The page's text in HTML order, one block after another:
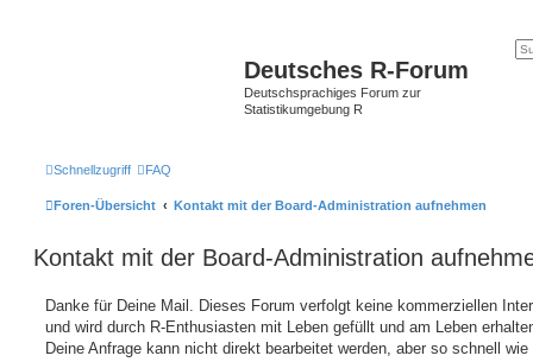
Deutsches R-Forum
Deutschsprachiges Forum zur
Statistikumgebung R
Schnellzugriff FAQ
Foren-Übersicht Kontakt mit der Board-Administration aufnehmen
Kontakt mit der Board-Administration
Danke für Deine Mail. Dieses Forum verfolgt keine kommerziellen
und wird durch R-Enthusiasten mit Leben gefüllt und am Leben
Deine Anfrage kann nicht direkt bearbeitet werden, aber so schnell